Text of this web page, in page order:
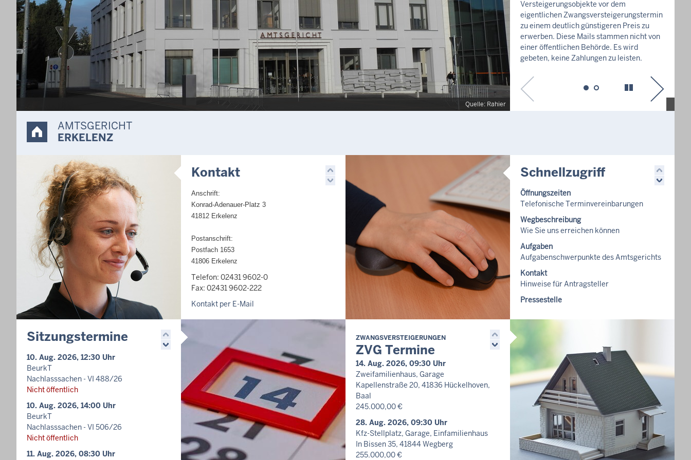
dem
Preis zu
nicht von
Es wird
leisten.
Quelle: Rahier
Barrierefreiheit und den Zugriff mit
mobilen Geräten. Ein Schwerpunkt
auch auf der zeitgemäßen
Justiz NRW mit Fotos, Filmen und
Nachrichten.
AMTSGERICHT
ERKELENZ
Kontakt
Anschrift:
Konrad-Adenauer-Platz 3
41812 Erkelenz
Postanschrift:
Postfach 1653
41806 Erkelenz
Telefon: 02431 9602-0
Fax: 02431 9602-222
Kontakt per E-Mail
Schnellzugriff
Öffnungszeiten
Telefonische Terminvereinbarungen
Wegbeschreibung
Wie Sie uns erreichen können
Aufgaben
Aufgabenschwerpunkte des Amtsgerichts
Kontakt
Hinweise für Antragsteller
Pressestelle
Mönchengladbach
Sitzungstermine
10. Aug. 2026, 12:30 Uhr
BeurkT
Nachlasssachen - VI 488/26
Nicht öffentlich
10. Aug. 2026, 14:00 Uhr
BeurkT
Nachlasssachen - VI 506/26
Nicht öffentlich
11. Aug. 2026, 08:30 Uhr
ZWANGSVERSTEIGERUNGEN
ZVG Termine
14. Aug. 2026, 09:30 Uhr
Zweifamilienhaus, Garage
Kapellenstraße 20, 41836 Hückelhoven,
Baal
245.000,00 €
28. Aug. 2026, 09:30 Uhr
Kfz-Stellplatz, Garage, Einfamilienhaus
In Bissen 35, 41844 Wegberg
255.000,00 €